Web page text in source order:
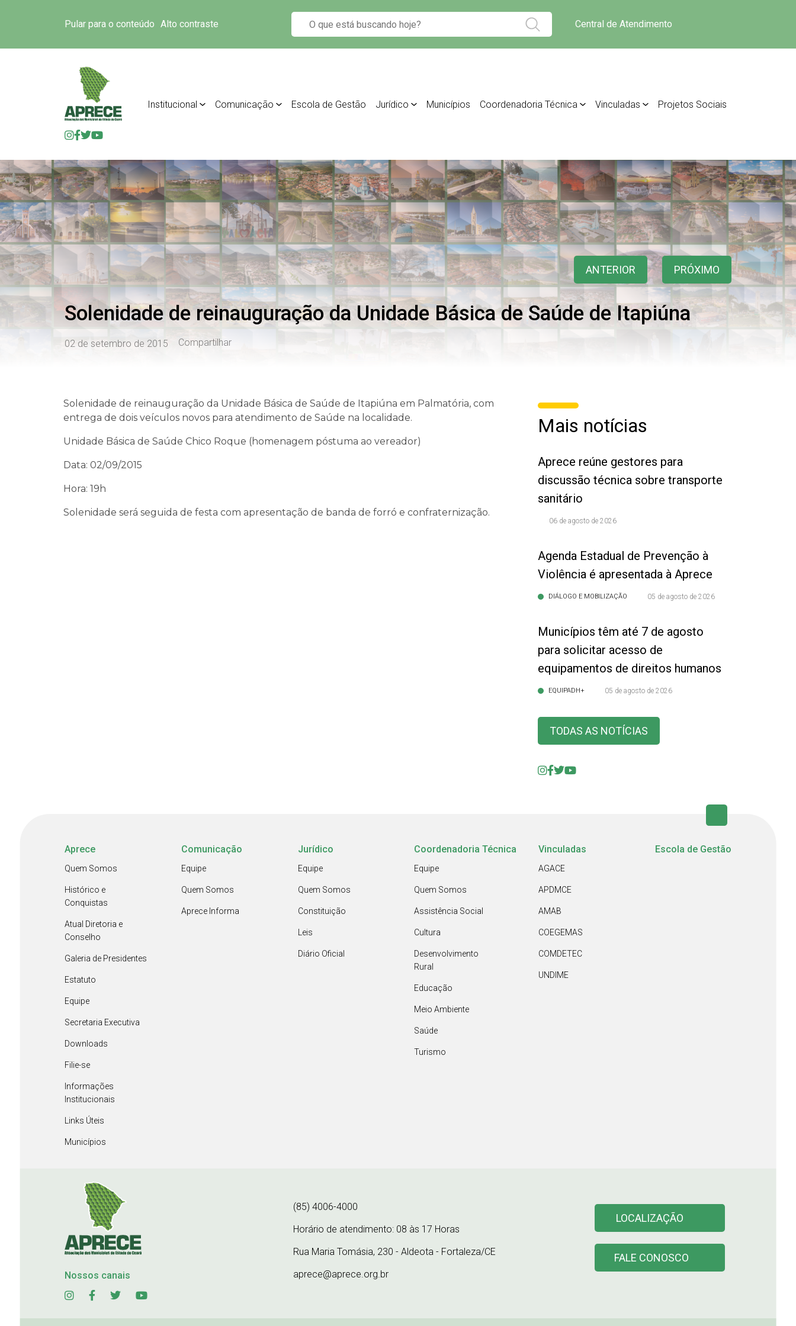
Pular para o conteúdo Alto contraste Central de Atendimento
Institucional Comunicação Escola de Gestão Jurídico Municípios Coordenadoria Técnica Vinculadas Projetos Sociais
ANTERIOR PRÓXIMO
Solenidade de reinauguração da Unidade Básica de Saúde de Itapiúna
02 de setembro de 2015 Compartilhar
Solenidade de reinauguração da Unidade Básica de Saúde de Itapiúna em Palmatória, com
entrega de dois veículos novos para atendimento de Saúde na localidade.
Unidade Básica de Saúde Chico Roque (homenagem póstuma ao vereador)
Data: 02/09/2015
Hora: 19h
Solenidade será seguida de festa com apresentação de banda de forró e confraternização.
Mais notícias
Aprece reúne gestores para
discussão técnica sobre transporte
sanitário
06 de agosto de 2026
Agenda Estadual de Prevenção à
Violência é apresentada à Aprece
DIÁLOGO E MOBILIZAÇÃO 05 de agosto de 2026
Municípios têm até 7 de agosto
para solicitar acesso de
equipamentos de direitos humanos
EQUIPADH+ 05 de agosto de 2026
TODAS AS NOTÍCIAS
Aprece
Quem Somos
Histórico e
Conquistas
Atual Diretoria e
Conselho
Galeria de Presidentes
Estatuto
Equipe
Secretaria Executiva
Downloads
Filie-se
Informações
Institucionais
Links Úteis
Municípios
Comunicação
Equipe
Quem Somos
Aprece Informa
Jurídico
Equipe
Quem Somos
Constituição
Leis
Diário Oficial
Coordenadoria Técnica
Equipe
Quem Somos
Assistência Social
Cultura
Desenvolvimento
Rural
Educação
Meio Ambiente
Saúde
Turismo
Vinculadas
AGACE
APDMCE
AMAB
COEGEMAS
COMDETEC
UNDIME
Escola de Gestão
Nossos canais
(85) 4006-4000
Horário de atendimento: 08 às 17 Horas
Rua Maria Tomásia, 230 - Aldeota - Fortaleza/CE
aprece@aprece.org.br
LOCALIZAÇÃO
FALE CONOSCO